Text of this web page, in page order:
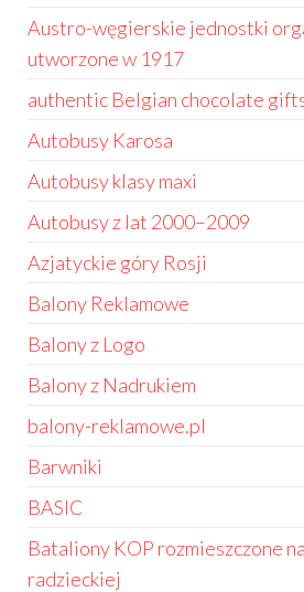
Austro-węgierskie jednostki
utworzone w 1917
authentic Belgian chocolate
Autobusy Karosa
Autobusy klasy maxi
Autobusy z lat 2000–2009
Azjatyckie góry Rosji
Balony Reklamowe
Balony z Logo
Balony z Nadrukiem
balony-reklamowe.pl
Barwniki
BASIC
Bataliony KOP rozmieszczone
radzieckiej